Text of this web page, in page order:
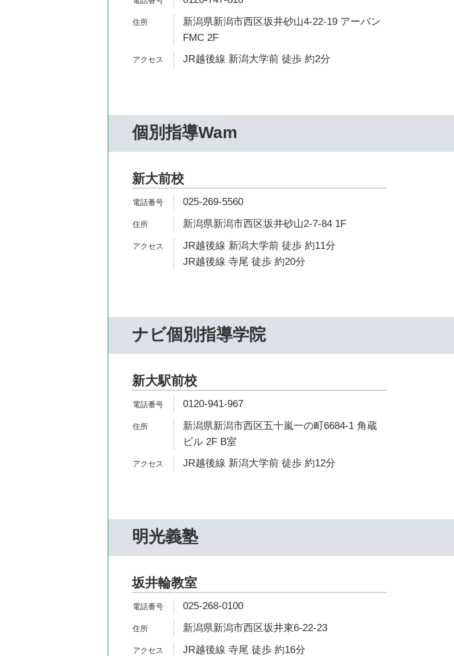
新潟県新潟市西区坂井砂山4-22-19 アーバン
FMC 2F
JR越後線 新潟大学前 徒歩 約2分
個別指導Wam
新大前校
025-269-5560
新潟県新潟市西区坂井砂山2-7-84 1F
JR越後線 新潟大学前 徒歩 約11分
JR越後線 寺尾 徒歩 約20分
ナビ個別指導学院
新大駅前校
0120-941-967
新潟県新潟市西区五十嵐一の町6684-1 角蔵
ビル 2F B室
JR越後線 新潟大学前 徒歩 約12分
明光義塾
坂井輪教室
025-268-0100
新潟県新潟市西区坂井東6-22-23
JR越後線 寺尾 徒歩 約16分